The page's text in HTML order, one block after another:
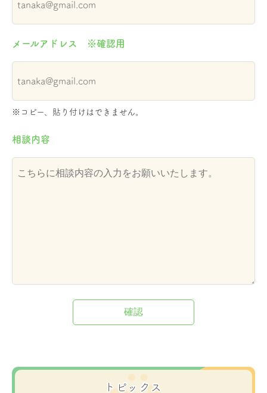
メールアドレス ※確認用
※コピー、貼り付けはできません。
相談内容
確認
トピックス